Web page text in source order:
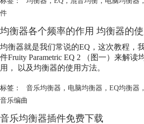
件
均衡器各个频率的作用 均衡器的
均衡器就是我们常说的EQ，这次教程，
件Fruity Parametric EQ 2 （图一）来解读
用， 以及均衡器的使用方法。
标签： 音乐均衡器 ， 电脑均衡器 ， EQ均衡器 ，
音乐编曲
音乐均衡器插件免费下载